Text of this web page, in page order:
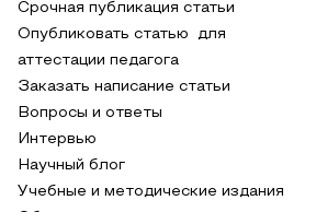
Срочная публикация статьи
Опубликовать статью для
аттестации педагога
Заказать написание статьи
Вопросы и ответы
Интервью
Научный блог
Учебные и методические издания